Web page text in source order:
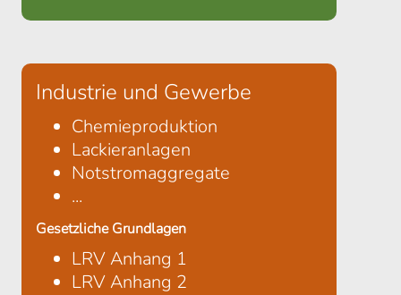
Industrie und Gewerbe
Chemieproduktion
Lackieranlagen
Notstromaggregate
...
Gesetzliche Grundlagen
LRV Anhang 1
LRV Anhang 2